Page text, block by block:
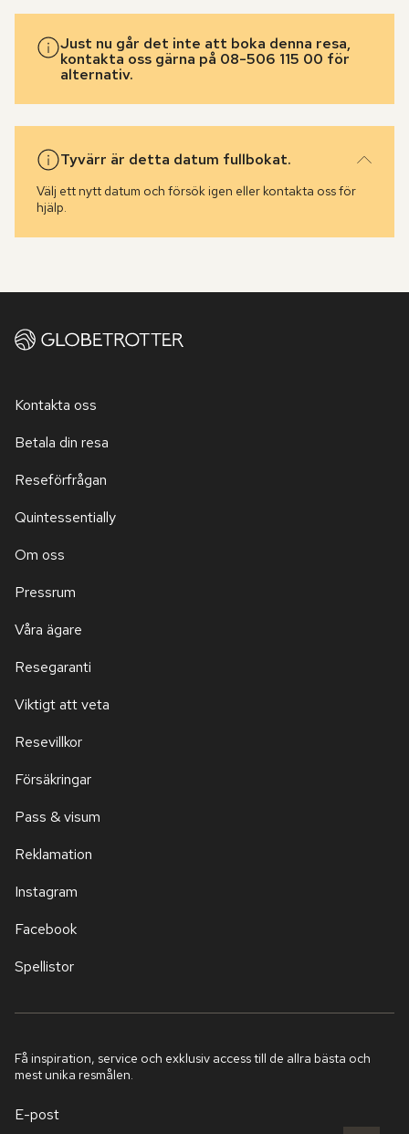
Just nu går det inte att boka denna resa,
kontakta oss gärna på 08-506 115 00 för
alternativ.
Tyvärr är detta datum fullbokat.
Välj ett nytt datum och försök igen eller kontakta oss för
hjälp.
Kontakta oss
Betala din resa
Reseförfrågan
Quintessentially
Om oss
Pressrum
Våra ägare
Resegaranti
Viktigt att veta
Resevillkor
Försäkringar
Pass & visum
Reklamation
Instagram
Facebook
Spellistor
Få inspiration, service och exklusiv access till de allra bästa och
mest unika resmålen.
E-post